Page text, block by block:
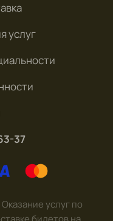
услуг
37
услуг по